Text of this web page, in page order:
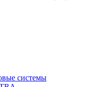
системы